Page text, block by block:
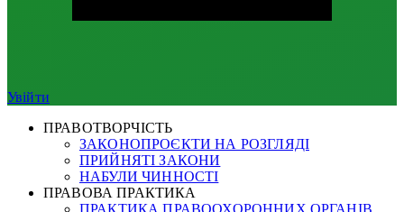
Увійти
ПРАВОТВОРЧІСТЬ
ЗАКОНОПРОЄКТИ НА РОЗГЛЯДІ
ПРИЙНЯТІ ЗАКОНИ
НАБУЛИ ЧИННОСТІ
ПРАВОВА ПРАКТИКА
ПРАКТИКА ПРАВООХОРОННИХ ОРГАНІВ